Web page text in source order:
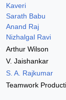
Kaveri
Sarath Babu
Anand Raj
Nizhalgal Ravi
Arthur Wilson
V. Jaishankar
S. A. Rajkumar
Teamwork